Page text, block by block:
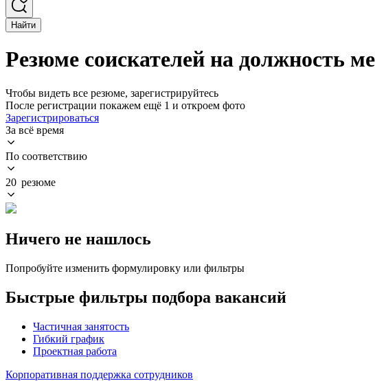
Найти
Резюме соискателей на должность
Чтобы видеть все резюме, зарегистрируйтесь
После регистрации покажем ещё 1 и откроем фото
Зарегистрироваться
За всё время
По соответствию
20 резюме
Ничего не нашлось
Попробуйте изменить формулировку или фильтры
Быстрые фильтры подбора вакансий
Частичная занятость
Гибкий график
Проектная работа
Корпоративная поддержка сотрудников